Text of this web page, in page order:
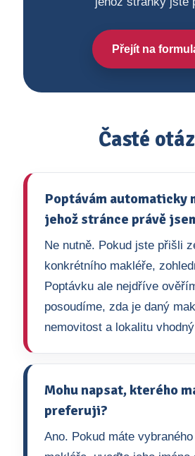
Přejít na
Časté
Poptávám automaticky
jehož stránce právě
Ne nutně. Pokud jste přišli
konkrétního makléře,
Poptávku ale nejdříve
posoudíme, zda je daný
nemovitost a lokalitu
Mohu napsat, kterého
preferuji?
Ano. Pokud máte